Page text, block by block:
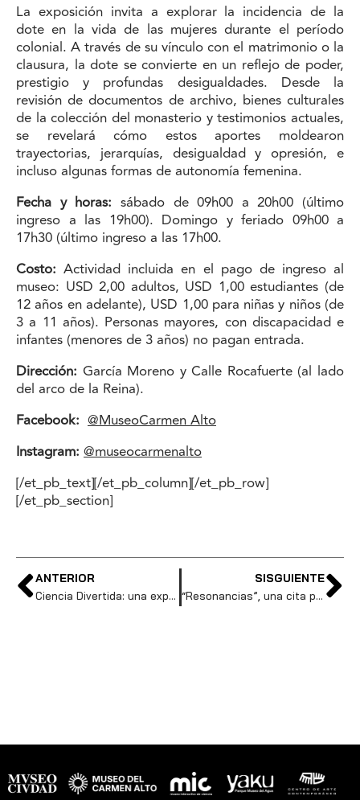
La exposición invita a explorar la incidencia de la
dote en la vida de las mujeres durante el período
colonial. A través de su vínculo con el matrimonio o la
clausura, la dote se convierte en un reflejo de poder,
prestigio y profundas desigualdades. Desde la
revisión de documentos de archivo, bienes culturales
de la colección del monasterio y testimonios actuales,
se revelará cómo estos aportes moldearon
trayectorias, jerarquías, desigualdad y opresión, e
incluso algunas formas de autonomía femenina.
Fecha y horas: sábado de 09h00 a 20h00 (último
ingreso a las 19h00). Domingo y feriado 09h00 a
17h30 (último ingreso a las 17h00.
Costo: Actividad incluida en el pago de ingreso al
museo: USD 2,00 adultos, USD 1,00 estudiantes (de
12 años en adelante), USD 1,00 para niñas y niños (de
3 a 11 años). Personas mayores, con discapacidad e
infantes (menores de 3 años) no pagan entrada.
Dirección: García Moreno y Calle Rocafuerte (al lado
del arco de la Reina).
Facebook: @MuseoCarmen Alto
Instagram: @museocarmenalto
[/et_pb_text][/et_pb_column][/et_pb_row]
[/et_pb_section]
ANTERIOR
Ciencia Divertida: una experiencia para jugar, aprender y maravillarse con el agua
SISGUIENTE
“Resonancias”, una cita para repensar cómo comunicamos la ciencia